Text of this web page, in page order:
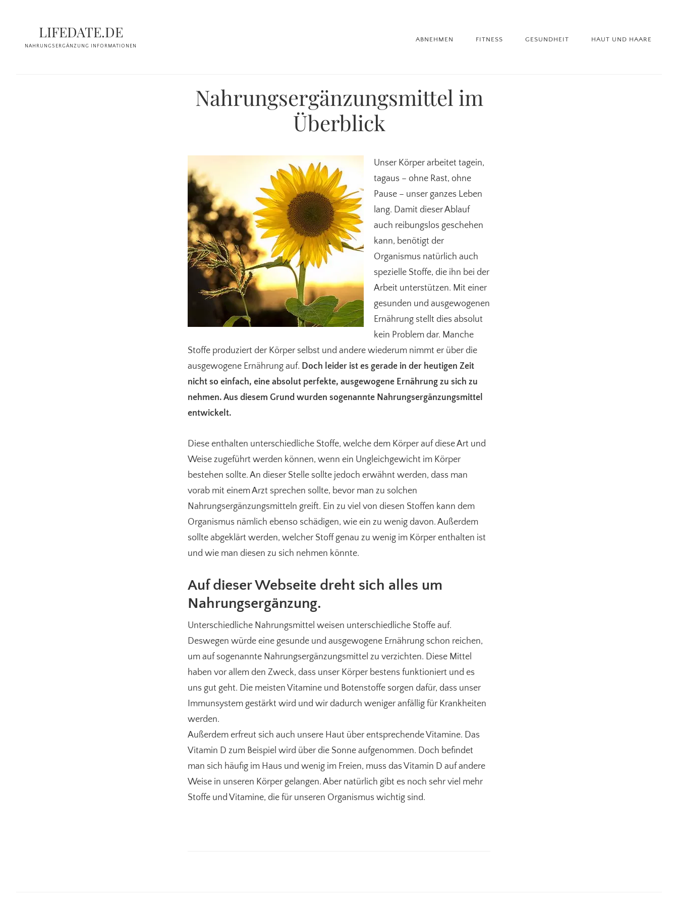
LIFEDATE.DE
NAHRUNGSERGÄNZUNG INFORMATIONEN
ABNEHMEN FITNESS GESUNDHEIT HAUT UND HAARE
Nahrungsergänzungsmittel im
Überblick
Unser Körper arbeitet tagein,
tagaus – ohne Rast, ohne
Pause – unser ganzes Leben
lang. Damit dieser Ablauf
auch reibungslos geschehen
kann, benötigt der
Organismus natürlich auch
spezielle Stoffe, die ihn bei der
Arbeit unterstützen. Mit einer
gesunden und ausgewogenen
Ernährung stellt dies absolut
kein Problem dar. Manche
Stoffe produziert der Körper selbst und andere wiederum nimmt er über die
ausgewogene Ernährung auf. Doch leider ist es gerade in der heutigen Zeit
nicht so einfach, eine absolut perfekte, ausgewogene Ernährung zu sich zu
nehmen. Aus diesem Grund wurden sogenannte Nahrungsergänzungsmittel
entwickelt.
Diese enthalten unterschiedliche Stoffe, welche dem Körper auf diese Art und
Weise zugeführt werden können, wenn ein Ungleichgewicht im Körper
bestehen sollte. An dieser Stelle sollte jedoch erwähnt werden, dass man
vorab mit einem Arzt sprechen sollte, bevor man zu solchen
Nahrungsergänzungsmitteln greift. Ein zu viel von diesen Stoffen kann dem
Organismus nämlich ebenso schädigen, wie ein zu wenig davon. Außerdem
sollte abgeklärt werden, welcher Stoff genau zu wenig im Körper enthalten ist
und wie man diesen zu sich nehmen könnte.
Auf dieser Webseite dreht sich alles um
Nahrungsergänzung.
Unterschiedliche Nahrungsmittel weisen unterschiedliche Stoffe auf.
Deswegen würde eine gesunde und ausgewogene Ernährung schon reichen,
um auf sogenannte Nahrungsergänzungsmittel zu verzichten. Diese Mittel
haben vor allem den Zweck, dass unser Körper bestens funktioniert und es
uns gut geht. Die meisten Vitamine und Botenstoffe sorgen dafür, dass unser
Immunsystem gestärkt wird und wir dadurch weniger anfällig für Krankheiten
werden.
Außerdem erfreut sich auch unsere Haut über entsprechende Vitamine. Das
Vitamin D zum Beispiel wird über die Sonne aufgenommen. Doch befindet
man sich häufig im Haus und wenig im Freien, muss das Vitamin D auf andere
Weise in unseren Körper gelangen. Aber natürlich gibt es noch sehr viel mehr
Stoffe und Vitamine, die für unseren Organismus wichtig sind.